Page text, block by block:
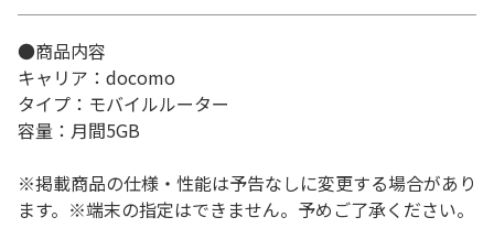
●商品内容
キャリア：docomo
タイプ：モバイルルーター
容量：月間5GB
※掲載商品の仕様・性能は予告なしに変更する場合があり
ます。※端末の指定はできません。予めご了承ください。